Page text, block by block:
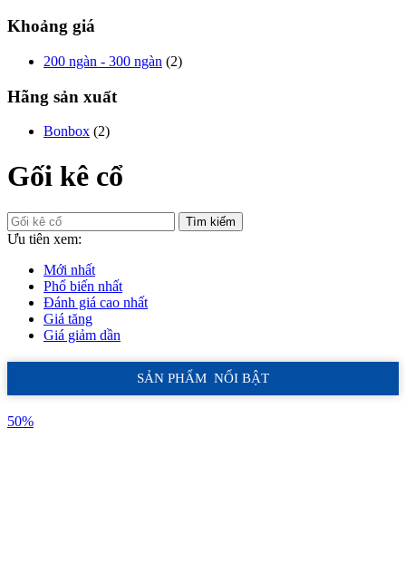
Khoảng giá
200 ngàn - 300 ngàn (2)
Hãng sản xuất
Bonbox (2)
Gối kê cổ
Tìm kiếm
Ưu tiên xem:
Mới nhất
Phổ biến nhất
Đánh giá cao nhất
Giá tăng
Giá giảm dần
SẢN PHẨM NỔI BẬT
50%